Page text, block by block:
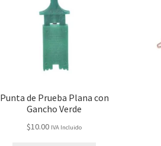
Punta de Prueba Plana con
Gancho Verde
$10.00 IVA Incluido